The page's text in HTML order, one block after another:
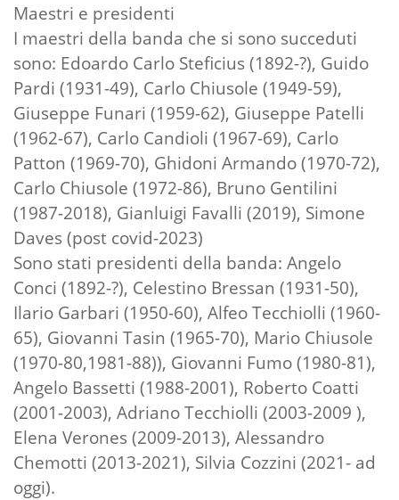
Maestri e presidenti
I maestri della banda che si sono succeduti
sono: Edoardo Carlo Steficius (1892-?), Guido
Pardi (1931-49), Carlo Chiusole (1949-59),
Giuseppe Funari (1959-62), Giuseppe Patelli
(1962-67), Carlo Candioli (1967-69), Carlo
Patton (1969-70), Ghidoni Armando (1970-72),
Carlo Chiusole (1972-86), Bruno Gentilini
(1987-2018), Gianluigi Favalli (2019), Simone
Daves (post covid-2023)
Sono stati presidenti della banda: Angelo
Conci (1892-?), Celestino Bressan (1931-50),
Ilario Garbari (1950-60), Alfeo Tecchiolli (1960-
65), Giovanni Tasin (1965-70), Mario Chiusole
(1970-80,1981-88)), Giovanni Fumo (1980-81),
Angelo Bassetti (1988-2001), Roberto Coatti
(2001-2003), Adriano Tecchiolli (2003-2009 ),
Elena Verones (2009-2013), Alessandro
Chemotti (2013-2021), Silvia Cozzini (2021- ad
oggi).